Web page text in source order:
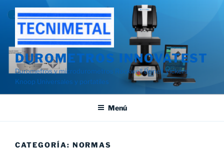
Saltar
contenido
DUROMETROS INNOVATEST
Durometros y microdurometros Rockwell Brinell Vickers
Knoop Universales y portatiles
Menú
CATEGORÍA: NORMAS